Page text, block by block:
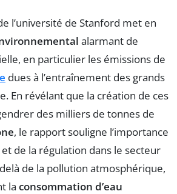
l’université de Stanford met en
alarmant de
en particulier les émissions de
dues à l’entraînement des grands
En révélant que la création de ces
des milliers de tonnes de
, le rapport souligne l’importance
de la régulation dans le secteur
de la pollution atmosphérique,
la consommation d’eau